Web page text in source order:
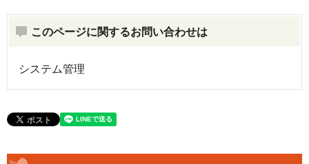
このページに関するお問い合わせは
システム管理